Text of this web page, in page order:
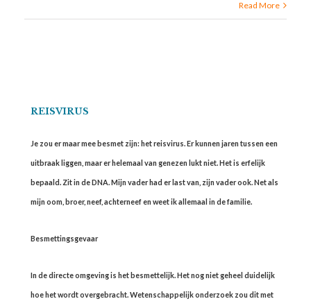
Read More
REISVIRUS
Je zou er maar mee besmet zijn: het reisvirus. Er kunnen jaren tussen een
uitbraak liggen, maar er helemaal van genezen lukt niet. Het is erfelijk
bepaald. Zit in de DNA. Mijn vader had er last van, zijn vader ook. Net als
mijn oom, broer, neef, achterneef en weet ik allemaal in de familie.
Besmettingsgevaar
In de directe omgeving is het besmettelijk. Het nog niet geheel duidelijk
hoe het wordt overgebracht. Wetenschappelijk onderzoek zou dit met